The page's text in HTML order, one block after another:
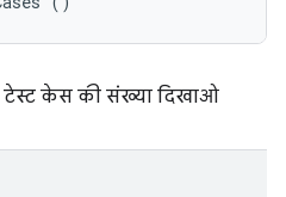
केस की संख्या दिखाओ